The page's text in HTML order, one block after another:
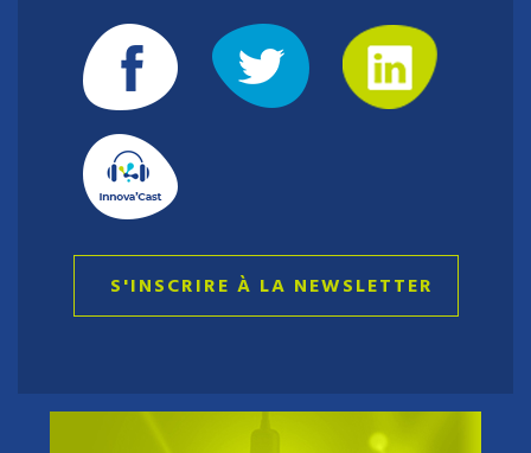
rayonnement d'un territoire dynamique ?
S'INSCRIRE À LA NEWSLETTER